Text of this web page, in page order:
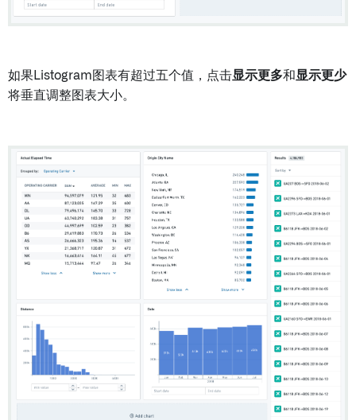
如果Listogram图表有超过五个值，点击显示更多和 显示更少
将垂直调整图表大小。